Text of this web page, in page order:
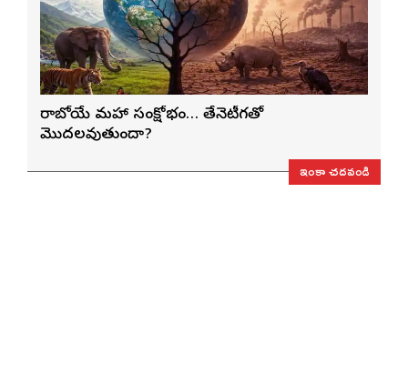
రాబోయే మహా సంక్షోభం… తేనెటీగతో
మొదలవుతుందా?
ఇంకా చదవండి